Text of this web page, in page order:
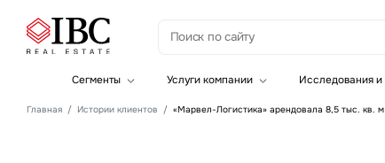
Сегменты
Складская недвижимость
Услуги компании
Земельные активы и девелопмент
Исследования и
Главная Истории клиентов «Марвел-Логистика» арендовала 8,5 тыс. кв.